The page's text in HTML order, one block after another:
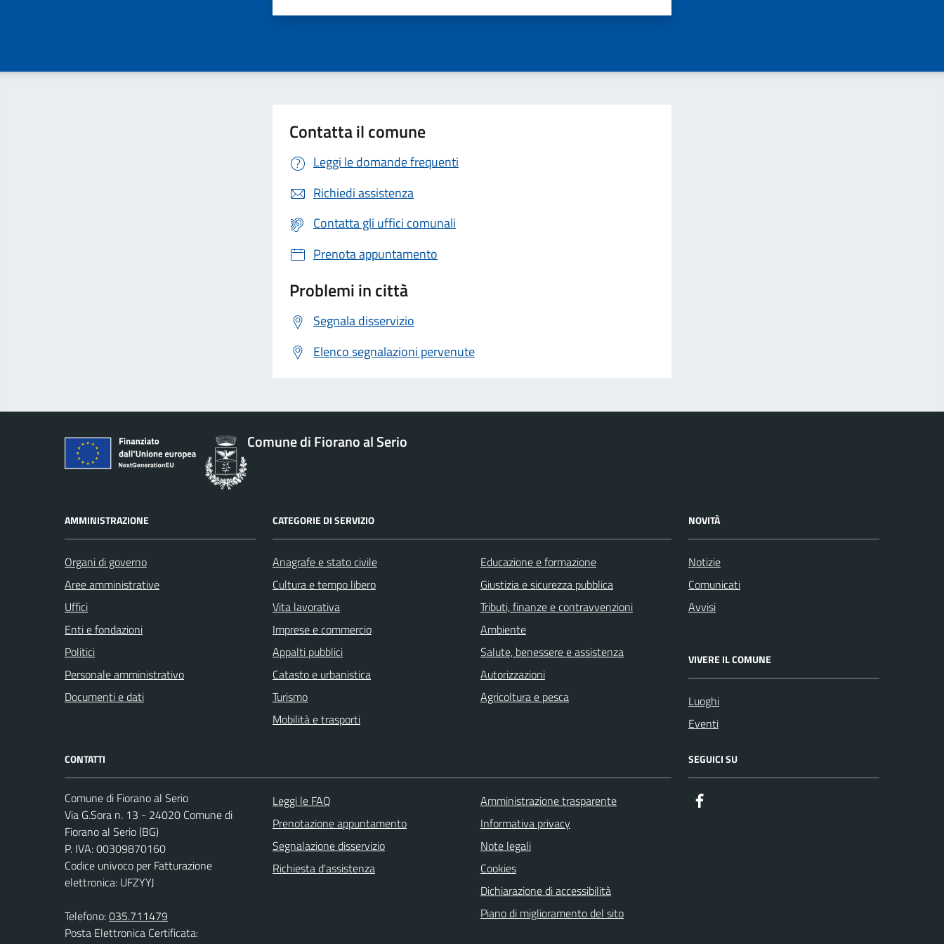
Contatta il comune
Leggi le domande frequenti
Richiedi assistenza
Contatta gli uffici comunali
Prenota appuntamento
Problemi in città
Segnala disservizio
Elenco segnalazioni pervenute
Comune di Fiorano al Serio
AMMINISTRAZIONE
Organi di governo
Aree amministrative
Uffici
Enti e fondazioni
Politici
Personale amministrativo
Documenti e dati
CATEGORIE DI SERVIZIO
Anagrafe e stato civile
Cultura e tempo libero
Vita lavorativa
Imprese e commercio
Appalti pubblici
Catasto e urbanistica
Turismo
Mobilità e trasporti
Educazione e formazione
Giustizia e sicurezza pubblica
Tributi, finanze e contravvenzioni
Ambiente
Salute, benessere e assistenza
Autorizzazioni
Agricoltura e pesca
NOVITÀ
Notizie
Comunicati
Avvisi
VIVERE IL COMUNE
Luoghi
Eventi
CONTATTI
Comune di Fiorano al Serio
Via G.Sora n. 13 - 24020 Comune di
Fiorano al Serio (BG)
P. IVA: 00309870160
Codice univoco per Fatturazione
elettronica: UFZYYJ
Telefono:035.711479
Posta Elettronica Certificata:
Leggi le FAQ
Prenotazione appuntamento
Segnalazione disservizio
Richiesta d'assistenza
Amministrazione trasparente
Informativa privacy
Note legali
Cookies
Dichiarazione di accessibilità
Piano di miglioramento del sito
SEGUICI SU